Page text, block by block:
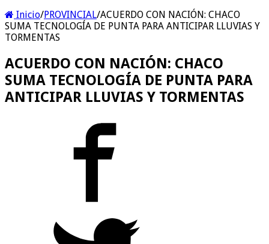
Inicio/PROVINCIAL/ACUERDO CON NACIÓN: CHACO
SUMA TECNOLOGÍA DE PUNTA PARA ANTICIPAR LLUVIAS Y
TORMENTAS
ACUERDO CON NACIÓN: CHACO
SUMA TECNOLOGÍA DE PUNTA PARA
ANTICIPAR LLUVIAS Y TORMENTAS